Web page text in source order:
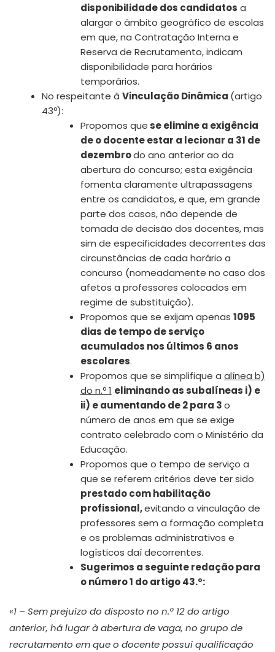
disponibilidade dos candidatos a
alargar o âmbito geográfico de escolas
em que, na Contratação Interna e
Reserva de Recrutamento, indicam
disponibilidade para horários
temporários.
No respeitante àVinculação Dinâmica (artigo
43º):
Propomos quese elimine a exigência
de o docente estar a lecionar a 31 de
dezembrodo ano anterior ao da
abertura do concurso; esta exigência
fomenta claramente ultrapassagens
entre os candidatos, e que, em grande
parte dos casos, não depende de
tomada de decisão dos docentes, mas
sim de especificidades decorrentes das
circunstâncias de cada horário a
concurso (nomeadamente no caso dos
afetos a professores colocados em
regime de substituição).
Propomos que se exijam apenas 1095
dias de tempo de serviço
acumulados nos últimos 6 anos
escolares.
Propomos que se simplifique a alínea b)
do n.º 1 eliminando as subalíneas i) e
ii) e aumentando de 2 para 3o
número de anos em que se exige
contrato celebrado com o Ministério da
Educação.
Propomos que o tempo de serviço a
que se referem critérios deve ter sido
prestado com habilitação
profissional,evitando a vinculação de
professores sem a formação completa
e os problemas administrativos e
logísticos daí decorrentes.
Sugerimos a seguinte redação para
o número 1 do artigo 43.º:
«1 – Sem prejuízo do disposto no n.º 12 do artigo
anterior, há lugar à abertura de vaga, no grupo de
recrutamento em que o docente possui qualificação